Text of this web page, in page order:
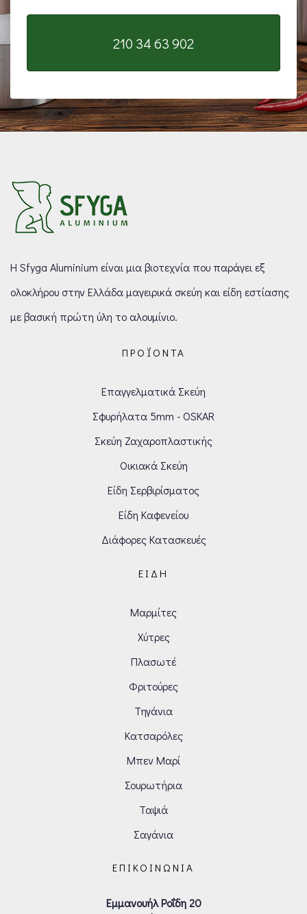
210 34 63 902
Η Sfyga Aluminium είναι μια βιοτεχνία που παράγει εξ
ολοκλήρου στην Ελλάδα μαγειρικά σκεύη και είδη εστίασης
με βασική πρώτη ύλη το αλουμίνιο.
ΠΡΟΪΌΝΤΑ
Επαγγελματικά Σκεύη
Σφυρήλατα 5mm - OSKAR
Σκεύη Ζαχαροπλαστικής
Οικιακά Σκεύη
Είδη Σερβιρίσματος
Είδη Καφενείου
Διάφορες Κατασκευές
ΕΊΔΗ
Μαρμίτες
Χύτρες
Πλασωτέ
Φριτούρες
Τηγάνια
Κατσαρόλες
Μπεν Μαρί
Σουρωτήρια
Ταψιά
Σαγάνια
ΕΠΙΚΟΙΝΩΝΊΑ
Εμμανουήλ Ροΐδη 20